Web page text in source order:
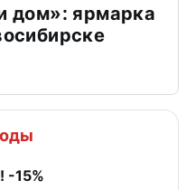
дом»: ярмарка
-15%